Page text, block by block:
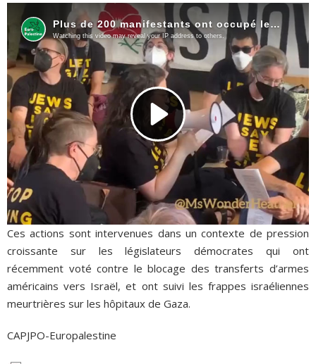
Ces actions sont intervenues dans un contexte de pression
croissante sur les législateurs démocrates qui ont
récemment voté contre le blocage des transferts d’armes
américains vers Israël, et ont suivi les frappes israéliennes
meurtrières sur les hôpitaux de Gaza.
CAPJPO-Europalestine